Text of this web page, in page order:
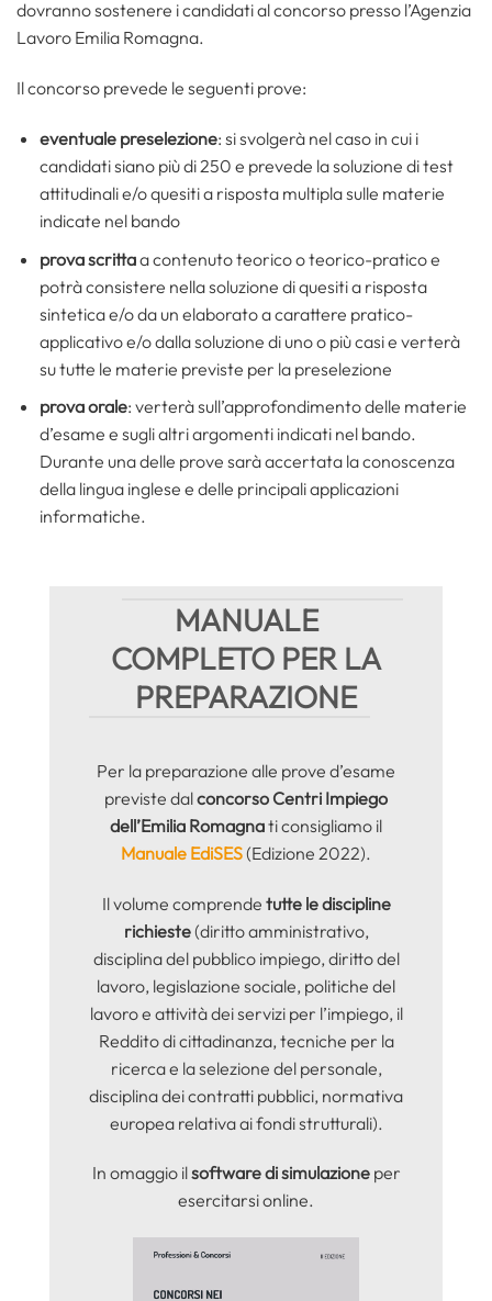
dovranno sostenere i candidati al concorso presso l’Agenzia
Lavoro Emilia Romagna.
Il concorso prevede le seguenti prove:
eventuale preselezione: si svolgerà nel caso in cui i
candidati siano più di 250 e prevede la soluzione di test
attitudinali e/o quesiti a risposta multipla sulle materie
indicate nel bando
prova scrittaa contenuto teorico o teorico-pratico e
potrà consistere nella soluzione di quesiti a risposta
sintetica e/o da un elaborato a carattere pratico-
applicativo e/o dalla soluzione di uno o più casi e verterà
su tutte le materie previste per la preselezione
prova orale: verterà sull’approfondimento delle materie
d’esame e sugli altri argomenti indicati nel bando.
Durante una delle prove sarà accertata la conoscenza
della lingua inglese e delle principali applicazioni
informatiche.
MANUALE
COMPLETO PER LA
PREPARAZIONE
Per la preparazione alle prove d’esame
previste dalconcorso Centri Impiego
dell’Emilia Romagnati consigliamo il
Manuale EdiSES(Edizione 2022).
Il volume comprende tutte le discipline
richieste(diritto amministrativo,
disciplina del pubblico impiego, diritto del
lavoro, legislazione sociale, politiche del
lavoro e attività dei servizi per l’impiego, il
Reddito di cittadinanza, tecniche per la
ricerca e la selezione del personale,
disciplina dei contratti pubblici, normativa
europea relativa ai fondi strutturali).
In omaggio ilsoftware di simulazioneper
esercitarsi online.